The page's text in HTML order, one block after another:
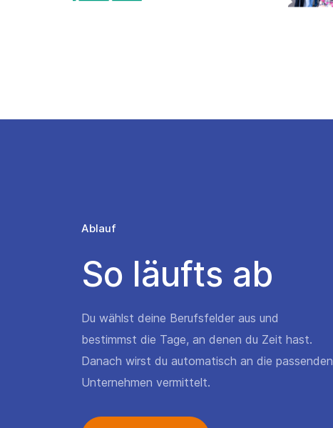
Ablauf
So läufts ab
Du wählst deine Berufsfelder aus und
bestimmst die Tage, an denen du Zeit hast.
Danach wirst du automatisch an die passenden
Unternehmen vermittelt.